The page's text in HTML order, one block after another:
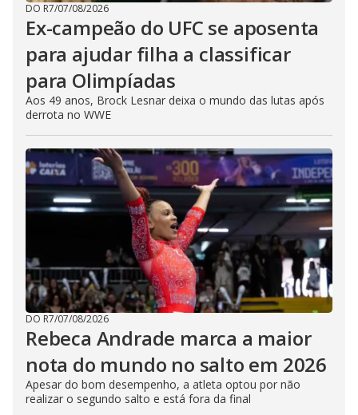
DO R7/07/08/2026
Ex-campeão do UFC se aposenta
para ajudar filha a classificar
para Olimpíadas
Aos 49 anos, Brock Lesnar deixa o mundo das lutas após
derrota no WWE
DO R7/07/08/2026
Rebeca Andrade marca a maior
nota do mundo no salto em 2026
Apesar do bom desempenho, a atleta optou por não
realizar o segundo salto e está fora da final